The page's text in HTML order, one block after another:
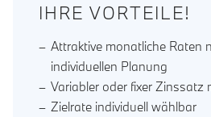
IHRE VORTEILE!
Attraktive monatliche Raten
individuellen Planung
Variabler oder fixer Zinssatz
Zielrate individuell wählbar